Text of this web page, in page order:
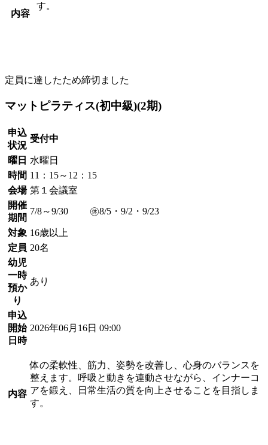
内容
す。
定員に達したため締切ました
マットピラティス(初中級)(2期)
申込
状況
受付中
曜日 水曜日
時間 11：15～12：15
会場 第１会議室
開催
期間
7/8～9/30 ㊡8/5・9/2・9/23
対象 16歳以上
定員 20名
幼児
一時
預か
り
あり
申込
開始
日時
2026年06月16日 09:00
内容
体の柔軟性、筋力、姿勢を改善し、心身のバランスを
整えます。呼吸と動きを連動させながら、インナーコ
アを鍛え、日常生活の質を向上させることを目指しま
す。